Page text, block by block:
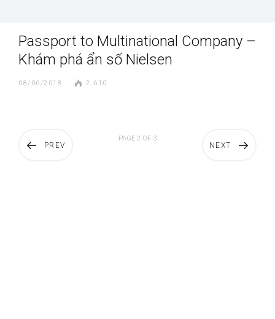
Passport to Multinational Company –
Khám phá ẩn số Nielsen
08/06/2018 2.610
PREV NEXT
PAGE 2 OF 3